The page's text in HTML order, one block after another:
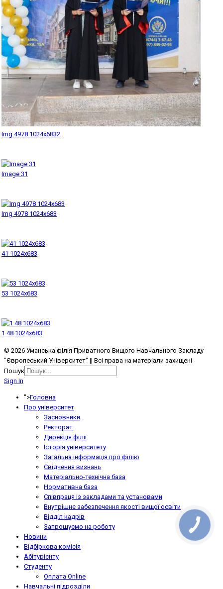
Img 4978 1024x6832
Image 31
Img 4978 1024x683
41 1024x683
53 1024x683
1 48 1024x683
© 2026 Уманська філія Приватного Вищого Навчального Закладу
"Європеський Університет" || Всі права на матеріали захищені
Пошук
Sign In
">Головна
Про університет
Засновники
Ректорат
Дирекція філії
Історія університету
Загальна інформація про філію
Свідчення визнань
Матеріально-технічна база
Нормативна база
Співпраця із закладами та установами
Внутрішнє забезпечення якості вищої освіти
Відділ кадрів
Запрошуємо на роботу
Новини
Відбіркова комісія
Абітурієнту
Студенту
Оплата Online
Навчальні підрозділи